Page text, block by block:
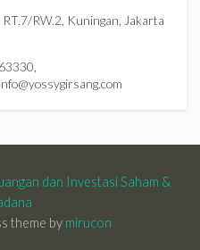
RW.2, Kuningan, Jakarta
dan Investasi Saham &
theme by mirucon